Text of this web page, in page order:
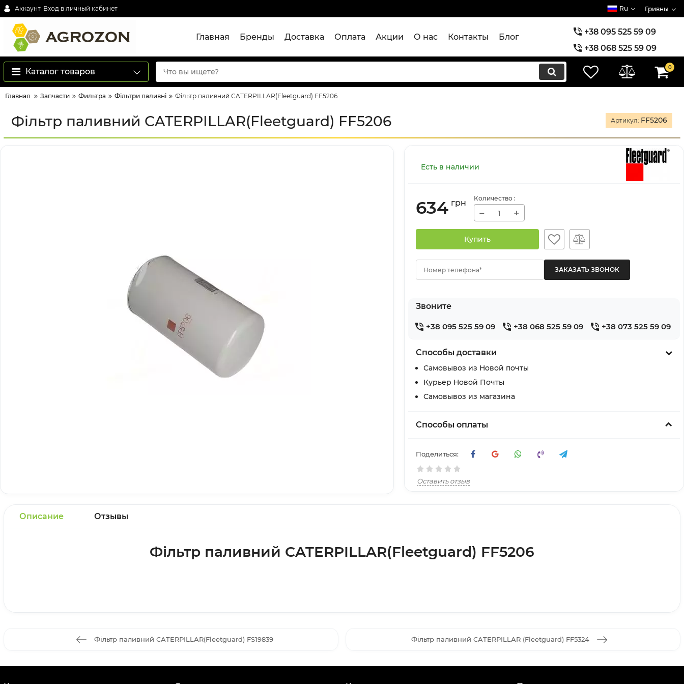
Аккаунт Вход в личный кабинет Ru Гривны
Главная Бренды Доставка Оплата Акции О нас Контакты Блог
+38 095 525 59 09
+38 068 525 59 09
+38 073 525 59 09
Каталог товаров 0
Главная Запчасти Фильтра Фільтри паливні Фільтр паливний CATERPILLAR(Fleetguard) FF5206
Фільтр паливний CATERPILLAR(Fleetguard) FF5206 Артикул: FF5206
Есть в наличии
634 грн Количество :
− +
Купить
Номер телефона*
Звоните
+38 095 525 59 09 +38 068 525 59 09 +38 073 525 59 09
Способы доставки
Самовывоз из Новой почты
Курьер Новой Почты
Самовывоз из магазина
Способы оплаты
Поделиться:
Оставить отзыв
Описание Отзывы
Фільтр паливний CATERPILLAR(Fleetguard) FF5206
Фільтр паливний CATERPILLAR(Fleetguard) FS19839 Фільтр паливний CATERPILLAR (Fleetguard) FF5324